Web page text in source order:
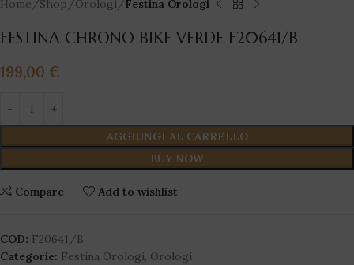
Home Shop Orologi Festina Orologi
FESTINA CHRONO BIKE VERDE F20641/B
199,00 €
AGGIUNGI AL CARRELLO
BUY NOW
Compare Add to wishlist
COD: F20641/B
Categorie: Festina Orologi, Orologi